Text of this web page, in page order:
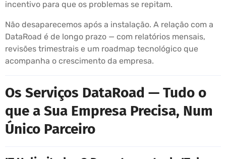
incentivo para que os problemas se repitam.
Não desaparecemos após a instalação. A relação com a
DataRoad é de longo prazo — com relatórios mensais,
revisões trimestrais e um roadmap tecnológico que
acompanha o crescimento da empresa.
Os Serviços DataRoad — Tudo o
que a Sua Empresa Precisa, Num
Único Parceiro